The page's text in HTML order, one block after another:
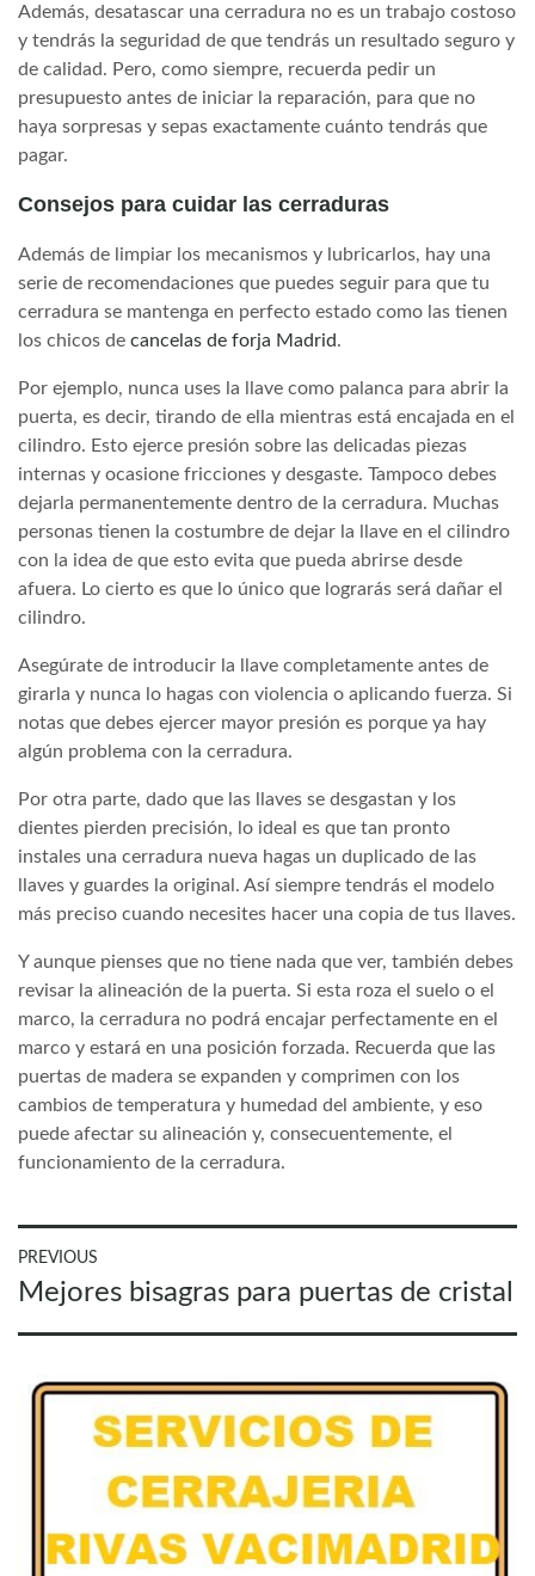
Además, desatascar una cerradura no es un trabajo costoso
y tendrás la seguridad de que tendrás un resultado seguro y
de calidad. Pero, como siempre, recuerda pedir un
presupuesto antes de iniciar la reparación, para que no
haya sorpresas y sepas exactamente cuánto tendrás que
pagar.
Consejos para cuidar las cerraduras
Además de limpiar los mecanismos y lubricarlos, hay una
serie de recomendaciones que puedes seguir para que tu
cerradura se mantenga en perfecto estado como las tienen
los chicos de cancelas de forja Madrid.
Por ejemplo, nunca uses la llave como palanca para abrir la
puerta, es decir, tirando de ella mientras está encajada en el
cilindro. Esto ejerce presión sobre las delicadas piezas
internas y ocasione fricciones y desgaste. Tampoco debes
dejarla permanentemente dentro de la cerradura. Muchas
personas tienen la costumbre de dejar la llave en el cilindro
con la idea de que esto evita que pueda abrirse desde
afuera. Lo cierto es que lo único que lograrás será dañar el
cilindro.
Asegúrate de introducir la llave completamente antes de
girarla y nunca lo hagas con violencia o aplicando fuerza. Si
notas que debes ejercer mayor presión es porque ya hay
algún problema con la cerradura.
Por otra parte, dado que las llaves se desgastan y los
dientes pierden precisión, lo ideal es que tan pronto
instales una cerradura nueva hagas un duplicado de las
llaves y guardes la original. Así siempre tendrás el modelo
más preciso cuando necesites hacer una copia de tus llaves.
Y aunque pienses que no tiene nada que ver, también debes
revisar la alineación de la puerta. Si esta roza el suelo o el
marco, la cerradura no podrá encajar perfectamente en el
marco y estará en una posición forzada. Recuerda que las
puertas de madera se expanden y comprimen con los
cambios de temperatura y humedad del ambiente, y eso
puede afectar su alineación y, consecuentemente, el
funcionamiento de la cerradura.
Navegación
de
PREVIOUS
Previous
Mejores bisagras para puertas de cristal